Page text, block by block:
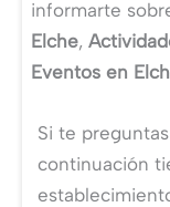
informarte
Elche,
Eventos en
Si te preguntas
continuación